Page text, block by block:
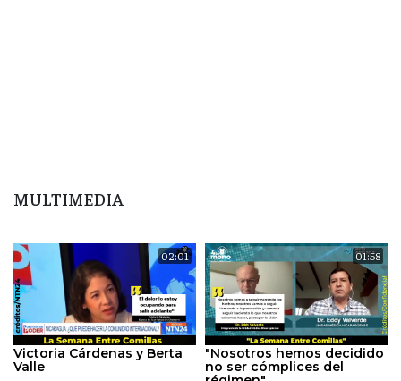
MULTIMEDIA
02:01
Victoria Cárdenas y Berta
Valle
01:58
"Nosotros hemos decidido
no ser cómplices del